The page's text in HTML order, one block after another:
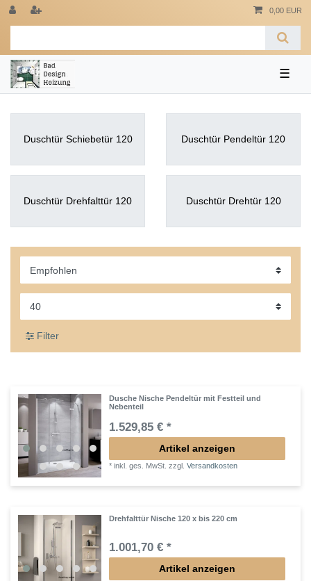
0,00 EUR
☰
Duschtür Schiebetür 120 Duschtür Pendeltür 120
Duschtür Drehfalttür 120 Duschtür Drehtür 120
Filter
Dusche Nische Pendeltür mit Festteil und
Nebenteil
1.529,85 € *
Artikel anzeigen
*inkl. ges. MwSt. zzgl.Versandkosten
Drehfalttür Nische 120 x bis 220 cm
1.001,70 € *
Artikel anzeigen